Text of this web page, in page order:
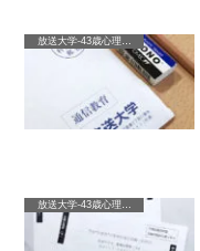
放送大学-43歳心理学を学ぶ-
放送大学-43歳心理学を学ぶ-